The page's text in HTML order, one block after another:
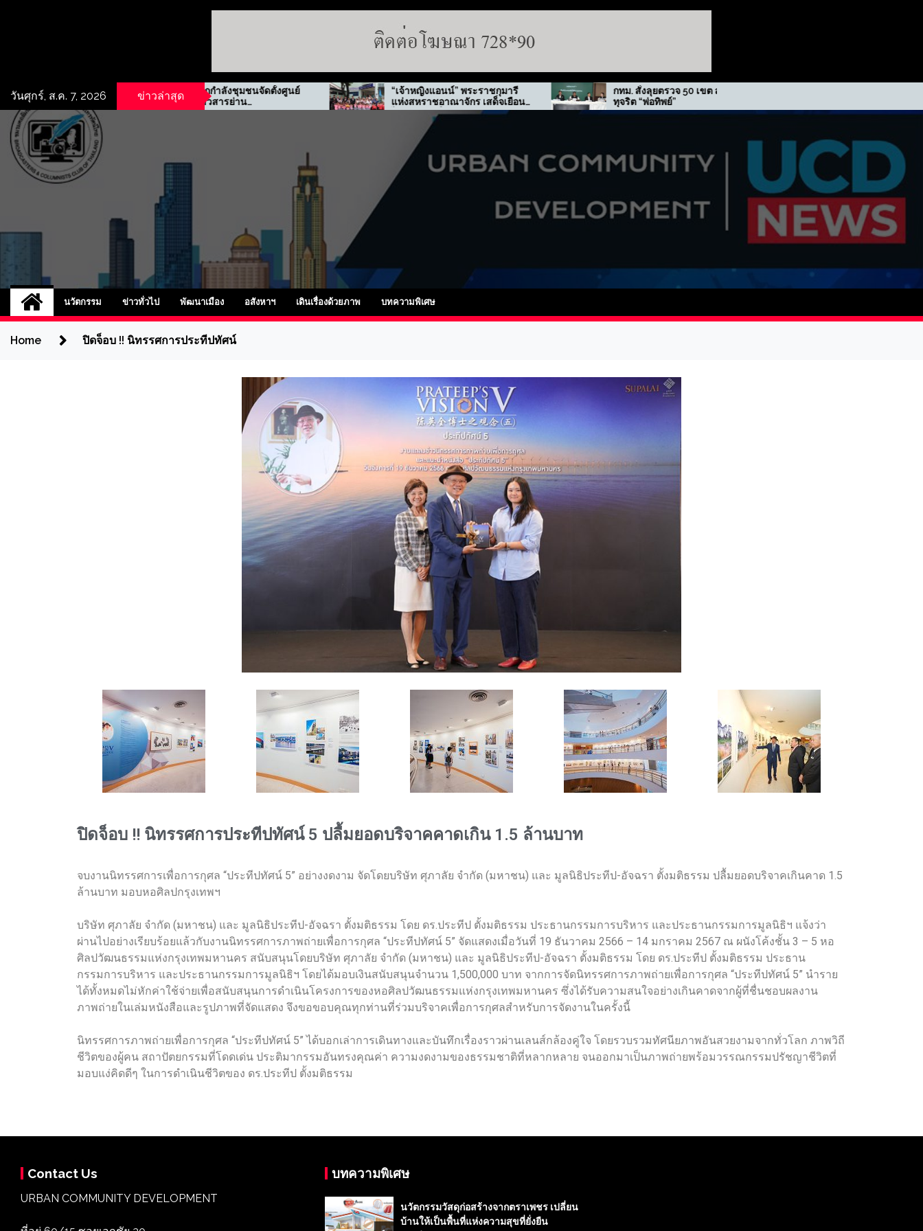
วันศุกร์, ส.ค. 7, 2026 ข่าวล่าสุด
ดินเชิง
ชลบุรี
รฟม. ผนึกกำลังชุมชนจัดตั้งศูนย์
ข้อมูลข่าวสารย่าน
ประชาสงเคราะห์
“เจ้าหญิงแอนน์” พระราชกุมารี
แห่งสหราชอาณาจักร เสด็จเยือน
ไทย-เกาหลีใต้
กทม. สั่งลุยตรวจ 50 เขต สกัดปม
ทุจริต “พ่อทิพย์”
UCD
NEW
นวัตกรรม ข่าวทั่วไป พัฒนาเมือง อสังหาฯ เดินเรื่องด้วยภาพ บทความพิเศษ
Home ปิดจ็อบ !! นิทรรศการประทีปทัศน์
ปิดจ็อบ !! นิทรรศการประทีปทัศน์ 5 ปลื้มยอดบริจาคคาดเกิน 1.5 ล้านบาท
จบงานนิทรรศการเพื่อการกุศล “ประทีปทัศน์ 5” อย่างงดงาม จัดโดยบริษัท ศุภาลัย จำกัด (มหาชน) และ มูลนิธิประทีป-อัจฉรา ตั้งมติธรรม ปลื้มยอดบริจาคเกินคาด 1.5
ล้านบาท มอบหอศิลปกรุงเทพฯ
บริษัท ศุภาลัย จำกัด (มหาชน) และ มูลนิธิประทีป-อัจฉรา ตั้งมติธรรม โดย ดร.ประทีป ตั้งมติธรรม ประธานกรรมการบริหาร และประธานกรรมการมูลนิธิฯ แจ้งว่า
ผ่านไปอย่างเรียบร้อยแล้วกับงานนิทรรศการภาพถ่ายเพื่อการกุศล “ประทีปทัศน์ 5” จัดแสดงเมื่อวันที่ 19 ธันวาคม 2566 – 14 มกราคม 2567 ณ ผนังโค้งชั้น 3 – 5 หอ
ศิลปวัฒนธรรมแห่งกรุงเทพมหานคร สนับสนุนโดยบริษัท ศุภาลัย จำกัด (มหาชน) และ มูลนิธิประทีป-อัจฉรา ตั้งมติธรรม โดย ดร.ประทีป ตั้งมติธรรม ประธาน
กรรมการบริหาร และประธานกรรมการมูลนิธิฯ โดยได้มอบเงินสนับสนุนจำนวน 1,500,000 บาท จากการจัดนิทรรศการภาพถ่ายเพื่อการกุศล “ประทีปทัศน์ 5” นำราย
ได้ทั้งหมดไม่หักค่าใช้จ่ายเพื่อสนับสนุนการดำเนินโครงการของหอศิลปวัฒนธรรมแห่งกรุงเทพมหานคร ซึ่งได้รับความสนใจอย่างเกินคาดจากผู้ที่ชื่นชอบผลงาน
ภาพถ่ายในเล่มหนังสือและรูปภาพที่จัดแสดง จึงขอขอบคุณทุกท่านที่ร่วมบริจาคเพื่อการกุศลสำหรับการจัดงานในครั้งนี้
นิทรรศการภาพถ่ายเพื่อการกุศล “ประทีปทัศน์ 5” ได้บอกเล่าการเดินทางและบันทึกเรื่องราวผ่านเลนส์กล้องคู่ใจ โดยรวบรวมทัศนียภาพอันสวยงามจากทั่วโลก ภาพวิถี
ชีวิตของผู้คน สถาปัตยกรรมที่โดดเด่น ประติมากรรมอันทรงคุณค่า ความงดงามของธรรมชาติที่หลากหลาย จนออกมาเป็นภาพถ่ายพร้อมวรรณกรรมปรัชญาชีวิตที่
มอบแง่คิดดีๆ ในการดำเนินชีวิตของ ดร.ประทีป ตั้งมติธรรม
Contact Us
URBAN COMMUNITY DEVELOPMENT
บทความพิเศษ
นวัตกรรมวัสดุก่อสร้างจากตราเพชร เปลี่ยน
บ้านให้เป็นพื้นที่แห่งความสุขที่ยั่งยืน